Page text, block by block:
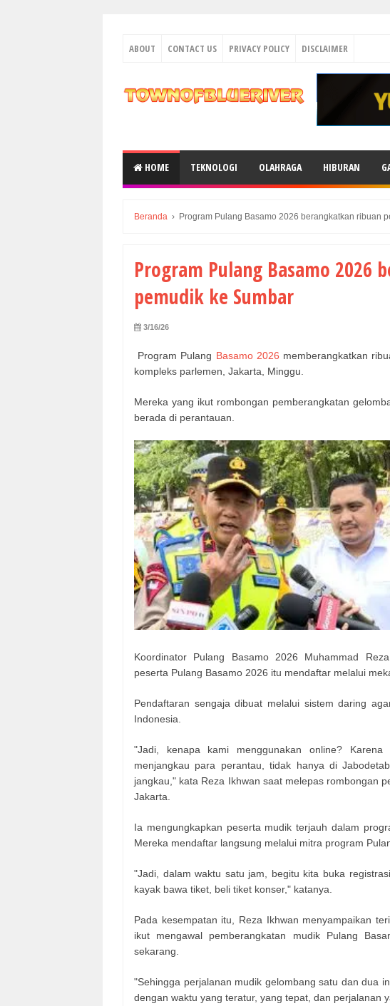
ABOUT CONTACT US PRIVACY POLICY DISCLAIMER
HOME TEKNOLOGI OLAHRAGA HIBURAN
Beranda › Program Pulang Basamo 2026 berangkatkan ribuan
Program Pulang Basamo 2026
pemudik ke Sumbar
3/16/26
Program Pulang Basamo 2026 memberangkatkan
kompleks parlemen, Jakarta, Minggu.
Mereka yang ikut rombongan pemberangkatan
berada di perantauan.
Koordinator Pulang Basamo 2026 Muhammad
peserta Pulang Basamo 2026 itu mendaftar melalui
Pendaftaran sengaja dibuat melalui sistem daring
Indonesia.
"Jadi, kenapa kami menggunakan online?
menjangkau para perantau, tidak hanya di
jangkau," kata Reza Ikhwan saat melepas rombongan
Jakarta.
Ia mengungkapkan peserta mudik terjauh dalam
Mereka mendaftar langsung melalui mitra program
"Jadi, dalam waktu satu jam, begitu kita buka
kayak bawa tiket, beli tiket konser," katanya.
Pada kesempatan itu, Reza Ikhwan menyampaikan
ikut mengawal pemberangkatan mudik Pulang
sekarang.
"Sehingga perjalanan mudik gelombang satu dan dua
dengan waktu yang teratur, yang tepat, dan perjalanan